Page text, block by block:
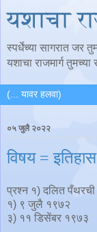
यशाचा
स्पर्धेच्या सागरात
यशाचा राजमार्ग
०५ जुलै २०२२
विषय =
प्रश्न १) दलित पँथरची
१) ९ जुलै १९७२
३) ११ डिसेंबर १९७३